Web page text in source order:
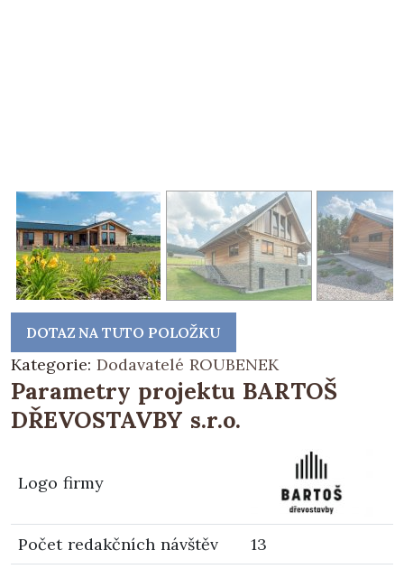
DOTAZ NA TUTO POLOŽKU
Kategorie: Dodavatelé ROUBENEK
Parametry projektu BARTOŠ
DŘEVOSTAVBY s.r.o.
Logo firmy
Počet redakčních návštěv 13